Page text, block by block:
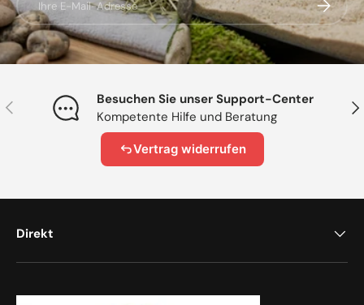
Vorherige
Besuchen Sie unser Support-Center
Kompetente Hilfe und Beratung
Vertrag widerrufen
Direkt